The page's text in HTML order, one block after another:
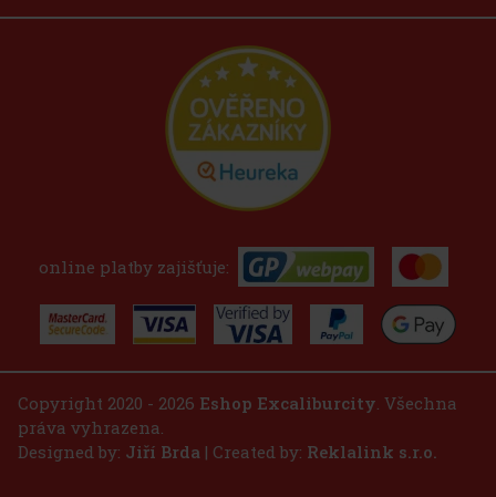
online platby zajišťuje:
Copyright 2020 - 2026 Eshop Excaliburcity. Všechna
práva vyhrazena.
Designed by: Jiří Brda | Created by: Reklalink s.r.o.